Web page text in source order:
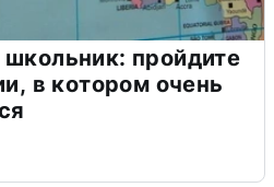
пройдите
в котором очень